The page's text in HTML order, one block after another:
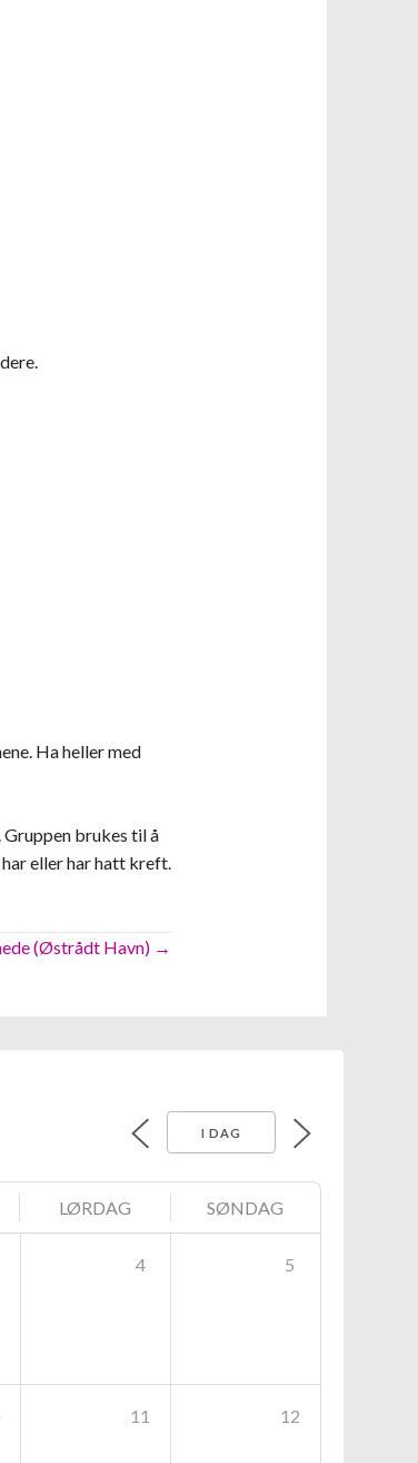
Ha heller med
brukes til å
eller har hatt kreft.
(Østrådt Havn) →
I DAG
LØRDAG SØNDAG
4 5
11 12